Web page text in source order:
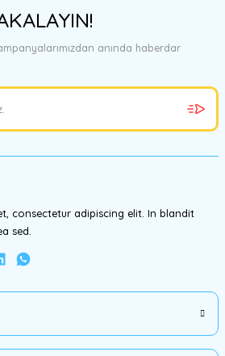
ederiz.
veya görüntülenemiyor.
bulunuyor.
anında haberdar
consectetur adipiscing elit. In blandit
sed.